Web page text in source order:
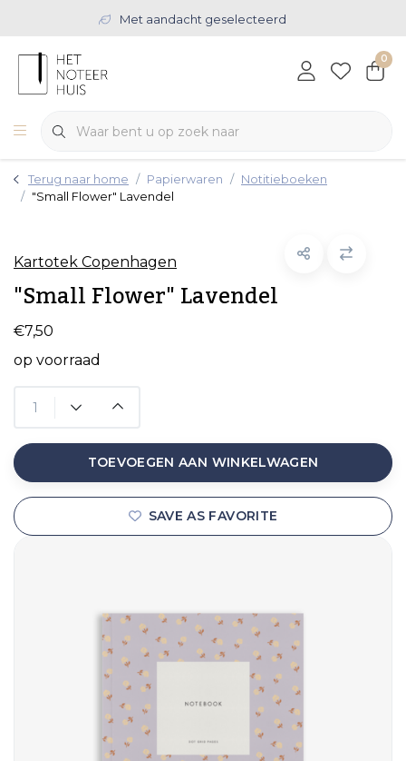
Met aandacht geselecteerd
0
Terug naar home Papierwaren
Notitieboeken
"Small Flower" Lavendel
Kartotek Copenhagen
"Small Flower" Lavendel
€7,50
op voorraad
TOEVOEGEN AAN WINKELWAGEN
SAVE AS FAVORITE